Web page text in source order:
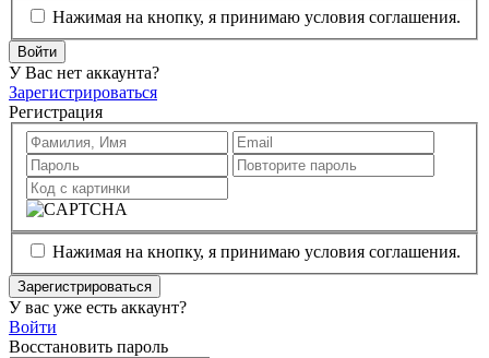
Нажимая на кнопку, я принимаю условия соглашения.
Войти
У Вас нет аккаунта?
Зарегистрироваться
Регистрация
Нажимая на кнопку, я принимаю условия соглашения.
Зарегистрироваться
У вас уже есть аккаунт?
Войти
Восстановить пароль